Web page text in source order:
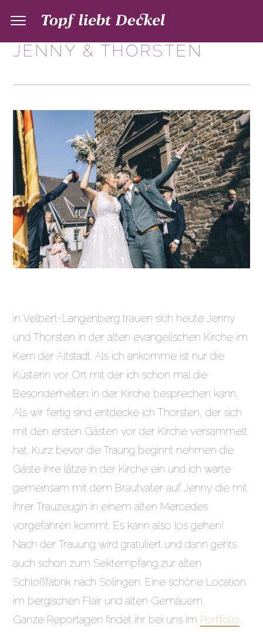
JENNY & THORSTEN
in Velbert-Langenberg trauen sich heute Jenny
und Thorsten in der alten evangelischen Kirche im
Kern der Altstadt. Als ich ankomme ist nur die
Küsterin vor Ort mit der ich schon mal die
Besonderheiten in der Kirche besprechen kann.
Als wir fertig sind entdecke ich Thorsten, der sich
mit den ersten Gästen vor der Kirche versammelt
hat. Kurz bevor die Traung beginnt nehmen die
Gäste ihre lätze in der Kirche ein und ich warte
gemeinsam mit dem Brautvater auf Jenny die mit
ihrer Trauzeugin in einem alten Mercedes
vorgefahren kommt. Es kann also los gehen!
Nach der Trauung wird gratuliert und dann gehts
auch schon zum Sektempfang zur alten
Schloßfabrik nach Solingen. Eine schöne Location
im bergischen Flair und alten Gemäuern.
Ganze Reportagen findet ihr bei uns im Portfolio.